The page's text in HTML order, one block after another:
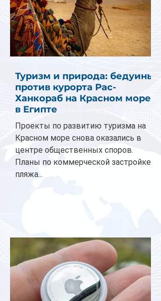
Туризм и природа: бедуины
против курорта Рас-
Ханкораб на Красном море
в Египте
Проекты по развитию туризма на
Красном море снова оказались в
центре общественных споров.
Планы по коммерческой застройке
пляжа...